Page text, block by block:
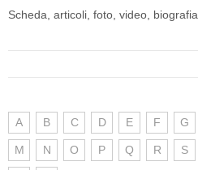
Scheda, articoli, foto, video, biografia.
A B C D E F G
M N O P Q R S